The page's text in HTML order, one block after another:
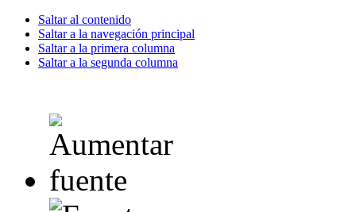
Saltar al contenido
Saltar a la navegación principal
Saltar a la primera columna
Saltar a la segunda columna